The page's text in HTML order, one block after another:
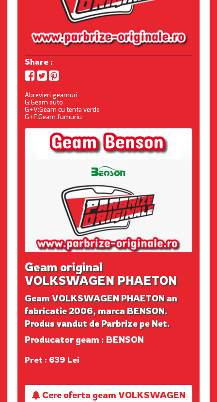
Share :
Abrevieri geamuri:
G:Geam auto
G+V:Geam cu tenta verde
G+F:Geam fumuriu
Geam original
VOLKSWAGEN PHAETON
Geam VOLKSWAGEN PHAETON an
fabricatie 2006, marca BENSON.
Produs vandut de Parbrize pe Net.
Producator geam : BENSON
Pret : 639 Lei
Cere oferta geam VOLKSWAGEN